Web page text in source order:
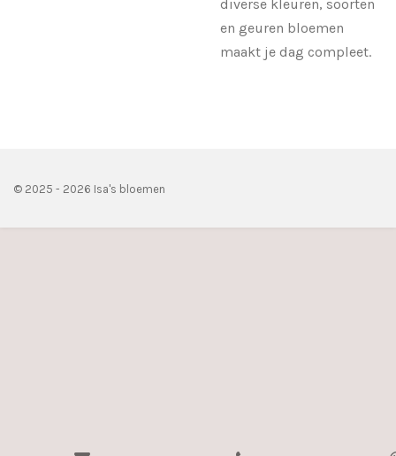
diverse kleuren, soorten
en geuren bloemen
maakt je dag compleet.
© 2025 - 2026 Isa's bloemen